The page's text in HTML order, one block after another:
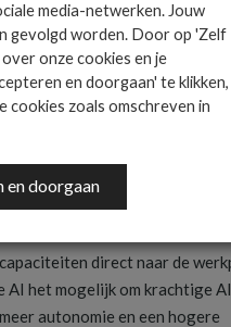
onderhoudstechnicus die een
repareert of een logistiek
permanente verbinding met
technologie die hen zou
direct naar de
AI het mogelijk om krachtige
autonomie en een hogere
media-netwerken. Jouw
gevolgd worden. Door op 'Zelf
onze cookies en je
en doorgaan' te klikken,
cookies zoals omschreven in
en doorgaan